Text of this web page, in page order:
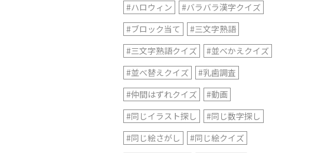
#ハロウィン
#バラバラ漢字クイズ
#ブロック当て
#三文字熟語
#三文字熟語クイズ
#並べかえクイズ
#並べ替えクイズ
#乳歯調査
#仲間はずれクイズ
#動画
#同じイラスト探し
#同じ数字探し
#同じ絵さがし
#同じ絵クイズ